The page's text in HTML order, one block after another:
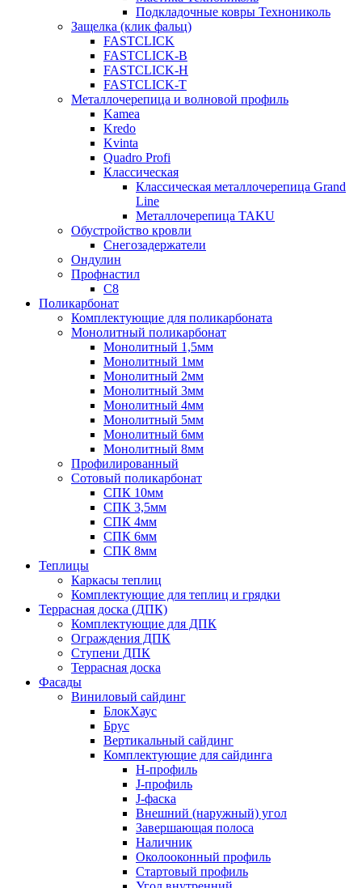
Подкладочные ковры Технониколь
Защелка (клик фальц)
FASTCLICK
FASTCLICK-B
FASTCLICK-H
FASTCLICK-T
Металлочерепица и волновой профиль
Kamea
Kredo
Kvinta
Quadro Profi
Классическая
Классическая металлочерепица Grand
Line
Металлочерепица TAKU
Обустройство кровли
Снегозадержатели
Ондулин
Профнастил
С8
Поликарбонат
Комплектующие для поликарбоната
Монолитный поликарбонат
Монолитный 1,5мм
Монолитный 1мм
Монолитный 2мм
Монолитный 3мм
Монолитный 4мм
Монолитный 5мм
Монолитный 6мм
Монолитный 8мм
Профилированный
Сотовый поликарбонат
СПК 10мм
СПК 3,5мм
СПК 4мм
СПК 6мм
СПК 8мм
Теплицы
Каркасы теплиц
Комплектующие для теплиц и грядки
Террасная доска (ДПК)
Комплектующие для ДПК
Ограждения ДПК
Ступени ДПК
Террасная доска
Фасады
Виниловый сайдинг
БлокХаус
Брус
Вертикальный сайдинг
Комплектующие для сайдинга
H-профиль
J-профиль
J-фаска
Внешний (наружный) угол
Завершающая полоса
Наличник
Околооконный профиль
Стартовый профиль